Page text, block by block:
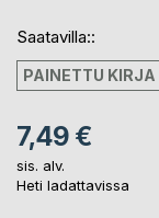
Saatavilla::
PAINETTU KIRJA
7,49 €
sis. alv.
Heti ladattavissa